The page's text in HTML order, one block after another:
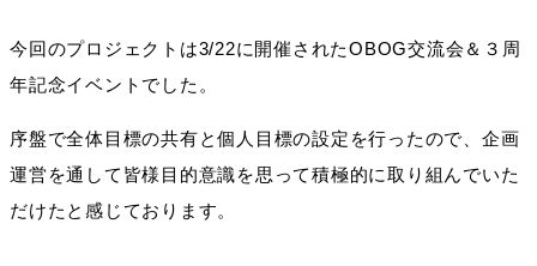
今回のプロジェクトは3/22に開催されたOBOG交流会＆３周
年記念イベントでした。
序盤で全体目標の共有と個人目標の設定を行ったので、企画
運営を通して皆様目的意識を思って積極的に取り組んでいた
だけたと感じております。